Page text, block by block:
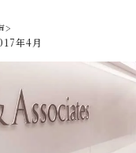
>
年4月